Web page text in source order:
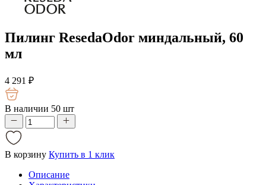
Пилинг ResedaOdor миндальный, 60
мл
4 291 ₽
В наличии 50 шт
В корзину Купить в 1 клик
Описание